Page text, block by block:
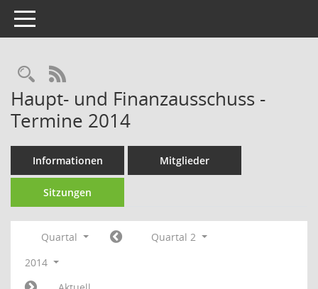
Toggle navigation
Rechercheauswahl
RSS-Feed
Haupt- und Finanzausschuss -
Termine 2014
Informationen Mitglieder
Sitzungen
Quartal
Quartal 2
2014